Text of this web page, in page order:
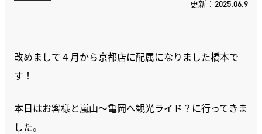
更新：2025.06.9
改めまして４月から京都店に配属になりました橋本で
す！
本日はお客様と嵐山～亀岡へ観光ライド？に行ってきま
した。